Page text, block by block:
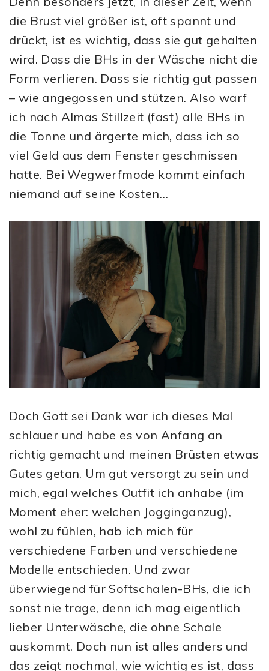
die Brust viel größer ist, oft spannt und
drückt, ist es wichtig, dass sie gut gehalten
wird. Dass die BHs in der Wäsche nicht die
Form verlieren. Dass sie richtig gut passen
– wie angegossen und stützen. Also warf
ich nach Almas Stillzeit (fast) alle BHs in
die Tonne und ärgerte mich, dass ich so
viel Geld aus dem Fenster geschmissen
hatte. Bei Wegwerfmode kommt einfach
niemand auf seine Kosten…
Doch Gott sei Dank war ich dieses Mal
schlauer und habe es von Anfang an
richtig gemacht und meinen Brüsten etwas
Gutes getan. Um gut versorgt zu sein und
mich, egal welches Outfit ich anhabe (im
Moment eher: welchen Jogginganzug),
wohl zu fühlen, hab ich mich für
verschiedene Farben und verschiedene
Modelle entschieden. Und zwar
überwiegend für Softschalen-BHs, die ich
sonst nie trage, denn ich mag eigentlich
lieber Unterwäsche, die ohne Schale
auskommt. Doch nun ist alles anders und
das zeigt nochmal, wie wichtig es ist, dass